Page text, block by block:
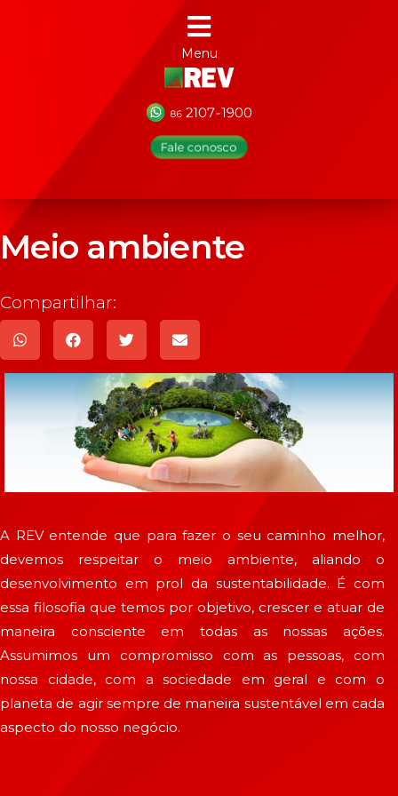
Menu
Meio ambiente
Compartilhar:
A REV entende que para fazer o seu caminho melhor,
devemos respeitar o meio ambiente, aliando o
desenvolvimento em prol da sustentabilidade. É com
essa filosofia que temos por objetivo, crescer e atuar de
maneira consciente em todas as nossas ações.
Assumimos um compromisso com as pessoas, com
nossa cidade, com a sociedade em geral e com o
planeta de agir sempre de maneira sustentável em cada
aspecto do nosso negócio.